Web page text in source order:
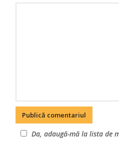
Da, adaugă-mă la lista de